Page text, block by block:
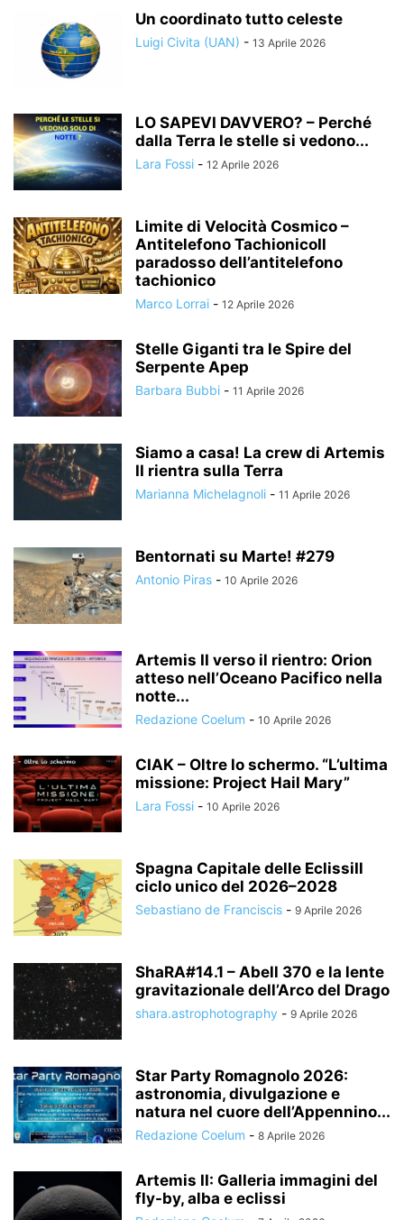
Un coordinato tutto celeste
Luigi Civita (UAN) - 13 Aprile 2026
LO SAPEVI DAVVERO? – Perché
dalla Terra le stelle si vedono...
Lara Fossi - 12 Aprile 2026
Limite di Velocità Cosmico –
Antitelefono TachionicoIl
paradosso dell’antitelefono
tachionico
Marco Lorrai - 12 Aprile 2026
Stelle Giganti tra le Spire del
Serpente Apep
Barbara Bubbi - 11 Aprile 2026
Siamo a casa! La crew di Artemis
II rientra sulla Terra
Marianna Michelagnoli - 11 Aprile 2026
Bentornati su Marte! #279
Antonio Piras - 10 Aprile 2026
Artemis II verso il rientro: Orion
atteso nell’Oceano Pacifico nella
notte...
Redazione Coelum - 10 Aprile 2026
CIAK – Oltre lo schermo. “L’ultima
missione: Project Hail Mary”
Lara Fossi - 10 Aprile 2026
Spagna Capitale delle EclissiIl
ciclo unico del 2026–2028
Sebastiano de Franciscis - 9 Aprile 2026
ShaRA#14.1 – Abell 370 e la lente
gravitazionale dell’Arco del Drago
shara.astrophotography - 9 Aprile 2026
Star Party Romagnolo 2026:
astronomia, divulgazione e
natura nel cuore dell’Appennino...
Redazione Coelum - 8 Aprile 2026
Artemis II: Galleria immagini del
fly-by, alba e eclissi